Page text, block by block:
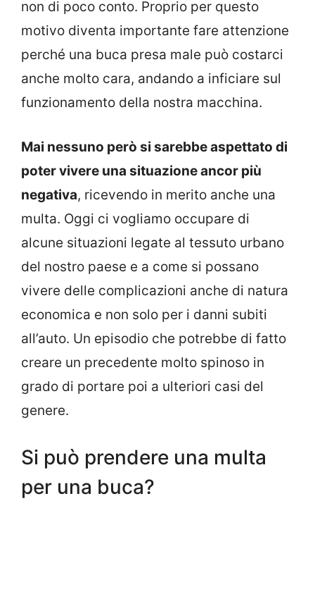
non di poco conto. Proprio per questo
motivo diventa importante fare attenzione
perché una buca presa male può costarci
anche molto cara, andando a inficiare sul
funzionamento della nostra macchina.
Mai nessuno però si sarebbe aspettato di
poter vivere una situazione ancor più
negativa, ricevendo in merito anche una
multa. Oggi ci vogliamo occupare di
alcune situazioni legate al tessuto urbano
del nostro paese e a come si possano
vivere delle complicazioni anche di natura
economica e non solo per i danni subiti
all’auto. Un episodio che potrebbe di fatto
creare un precedente molto spinoso in
grado di portare poi a ulteriori casi del
genere.
Si può prendere una multa
per una buca?